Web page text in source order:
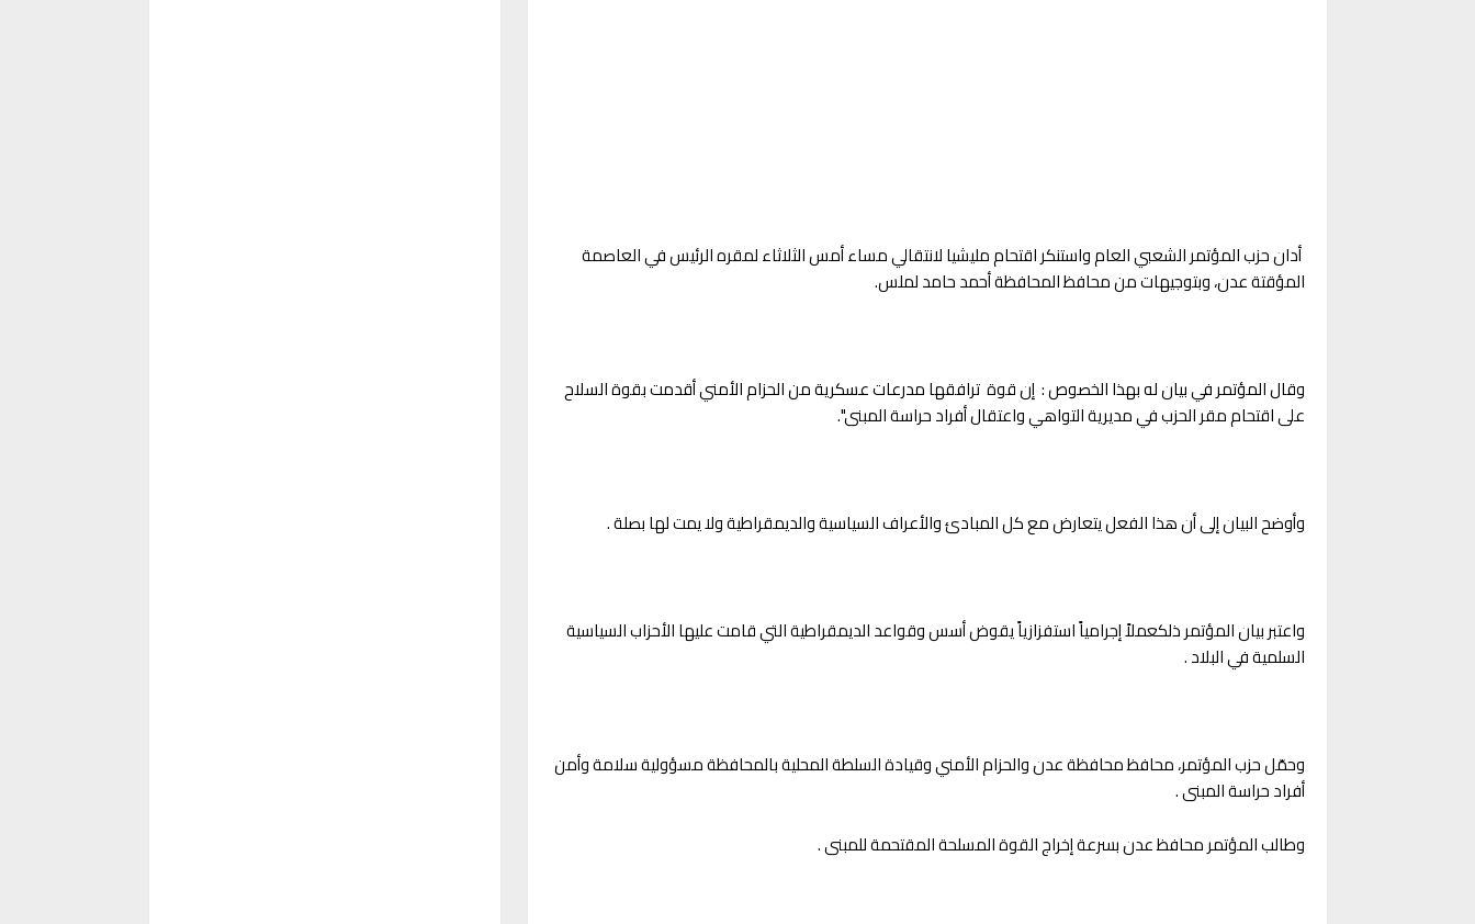
أدان حزب المؤتمر الشعبي العام واستنكر اقتحام مليشيا لانتقالي مساء أمس الثلاثاء لمقره الرئيس في العاصمة
المؤقتة عدن، وبتوجيهات من محافظ المحافظة أحمد حامد لملس.
وقال المؤتمر في بيان له بهذا الخصوص : إن قوة ترافقها مدرعات عسكرية من الحزام الأمني أقدمت بقوة السلاح
على اقتحام مقر الحزب في مديرية التواهي واعتقال أفراد حراسة المبنى".
وأوضح البيان إلى أن هذا الفعل يتعارض مع كل المبادئ والأعراف السياسية والديمقراطية ولا يمت لها بصلة .
واعتبر بيان المؤتمر ذلكعملاً إجرامياً استفزازياً يقوض أسس وقواعد الديمقراطية التي قامت عليها الأحزاب السياسية
السلمية في البلاد .
وحمّل حزب المؤتمر، محافظ محافظة عدن والحزام الأمني وقيادة السلطة المحلية بالمحافظة مسؤولية سلامة وأمن
أفراد حراسة المبنى .
وطالب المؤتمر محافظ عدن بسرعة إخراج القوة المسلحة المقتحمة للمبنى .